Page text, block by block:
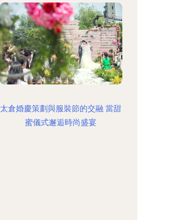
太倉婚慶策劃與服裝節的交融 當甜
蜜儀式邂逅時尚盛宴